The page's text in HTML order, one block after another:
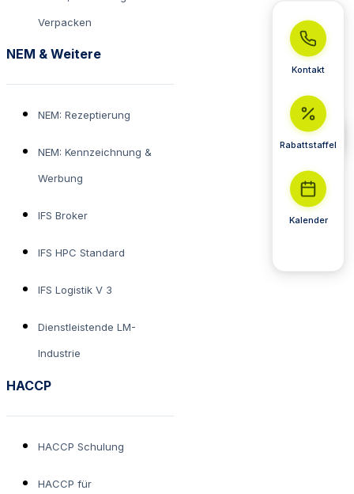
Verpacken
NEM & Weitere
NEM: Rezeptierung
NEM: Kennzeichnung &
Werbung
IFS Broker
IFS HPC Standard
IFS Logistik V 3
Dienstleistende LM-
Industrie
HACCP
HACCP Schulung
HACCP für
Kontakt
Rabattstaffel
Kalender